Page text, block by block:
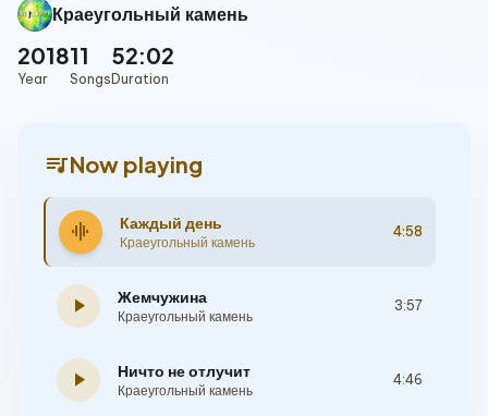
Краеугольный камень
2018
Year
11
Songs
52:02
Duration
queue_musicNow playing
graphic_eq Каждый день
Краеугольный камень
4:58
play_arrow Жемчужина
Краеугольный камень
3:57
play_arrow Ничто не отлучит
Краеугольный камень
4:46